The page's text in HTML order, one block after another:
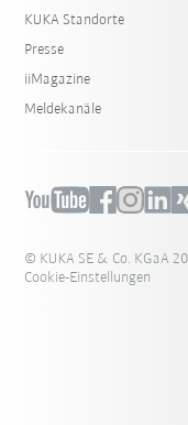
KUKA Standorte
Presse
iiMagazine
Meldekanäle
© KUKA SE & Co. KGaA
Cookie-Einstellungen